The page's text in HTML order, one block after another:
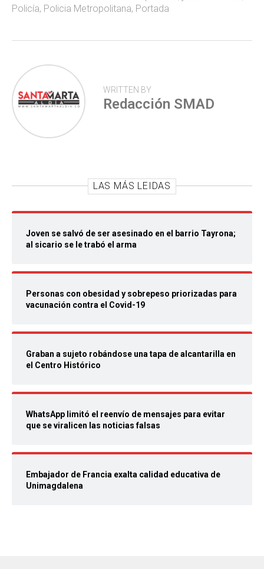
Policía, Policia Metropolitana, Portada
WRITTEN BY
Redacción SMAD
LAS MÁS LEIDAS
Joven se salvó de ser asesinado en el barrio Tayrona;
al sicario se le trabó el arma
Personas con obesidad y sobrepeso priorizadas para
vacunación contra el Covid-19
Graban a sujeto robándose una tapa de alcantarilla en
el Centro Histórico
WhatsApp limitó el reenvío de mensajes para evitar
que se viralicen las noticias falsas
Embajador de Francia exalta calidad educativa de
Unimagdalena